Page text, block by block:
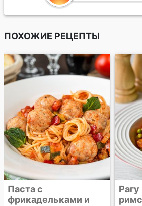
ПОХОЖИЕ РЕЦЕПТЫ
Рагу из свинины по-
римски